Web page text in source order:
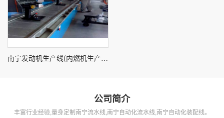
南宁发动机生产线(内燃机生产线)
公司简介
丰富行业经验,量身定制南宁流水线,南宁自动化流水线,南宁自动化装配线。